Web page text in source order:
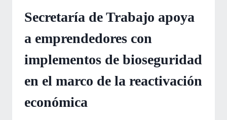
Secretaría de Trabajo apoya
a emprendedores con
implementos de bioseguridad
en el marco de la reactivación
económica